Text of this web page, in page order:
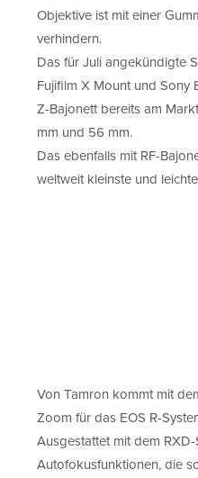
Objektive ist mit einer
verhindern.
Das für Juli angekündigte
Fujifilm X Mount und Sony
Z-Bajonett bereits am
mm und 56 mm.
Das ebenfalls mit RF-
weltweit kleinste und
Von Tamron kommt mit
Zoom für das EOS R-
Ausgestattet mit dem
Autofokusfunktionen, die